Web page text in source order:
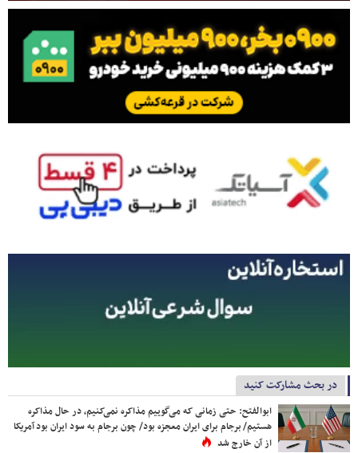
در بحث مشارکت کنید
ابوالفتح: حتی زمانی که می‌گوییم مذاکره نمی‌کنیم، در حال مذاکره
هستیم/ برجام برای ایران معجزه بود/ چون برجام به سود ایران بود آمریکا
از آن خارج شد